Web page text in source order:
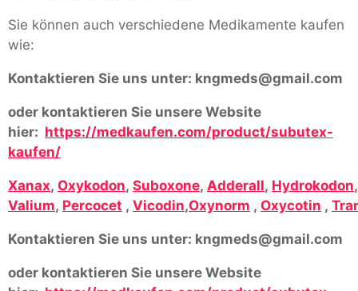
Sie können auch verschiedene Medikamente kaufen
wie:
Kontaktieren Sie uns unter: kngmeds@gmail.com
oder kontaktieren Sie unsere Website
hier: https://medkaufen.com/product/subutex-
kaufen/
Xanax, Oxykodon, Suboxone, Adderall, Hydrokodon
Valium, Percocet , Vicodin,Oxynorm , Oxycotin ,
Kontaktieren Sie uns unter: kngmeds@gmail.com
oder kontaktieren Sie unsere Website